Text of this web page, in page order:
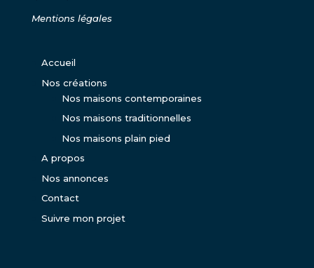
Mentions légales
Accueil
Nos créations
Nos maisons contemporaines
Nos maisons traditionnelles
Nos maisons plain pied
A propos
Nos annonces
Contact
Suivre mon projet